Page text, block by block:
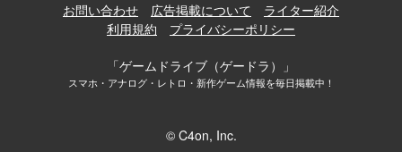
お問い合わせ 広告掲載について
ライター紹介
利用規約
プライバシーポリシー
「ゲームドライブ（ゲードラ）」
スマホ・アナログ・レトロ・新作ゲーム情報を毎日掲載中！
© C4on, Inc.